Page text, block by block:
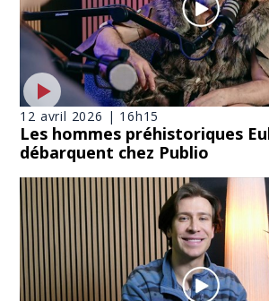
12 avril 2026 | 16h15
Les hommes préhistoriques
débarquent chez Publio